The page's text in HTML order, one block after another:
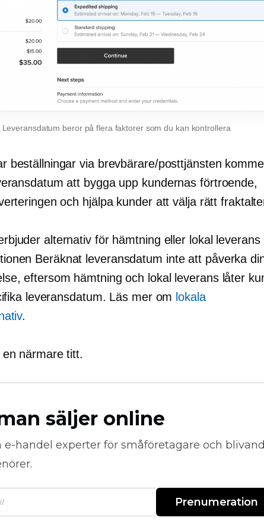
Leveransdatum beror på flera faktorer som du kan kontrollera
beställningar via brevbärare/posttjänsten
att bygga upp kundernas förtroende,
och hjälpa kunder att välja rätt
alternativ för hämtning eller lokal leverans
Beräknat leveransdatum inte att påverka
eftersom hämtning och lokal leverans låter
leveransdatum. Läs mer om lokala
.
närmare titt.
säljer online
e-handel experter för småföretagare och
Prenumeration